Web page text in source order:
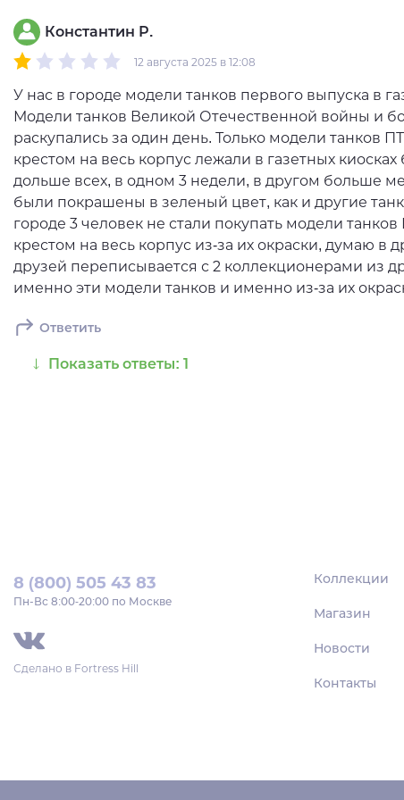
Константин Р.
12 августа 2025 в 12:08
У нас в городе модели танков первого выпуска в
Модели танков Великой Отечественной войны и
раскупались за один день. Только модели танков
крестом на весь корпус лежали в газетных
дольше всех, в одном 3 недели, в другом больше
были покрашены в зеленый цвет, как и другие
городе 3 человек не стали покупать модели
крестом на весь корпус из-за их окраски, думаю в
друзей переписывается с 2 коллекционерами из
именно эти модели танков и именно из-за их
Ответить
Показать ответы: 1
8 (800) 505 43 83
Пн‑Вс 8:00-20:00 по Москве
Сделано в Fortress Hill
Коллекции
Магазин
Новости
Контакты